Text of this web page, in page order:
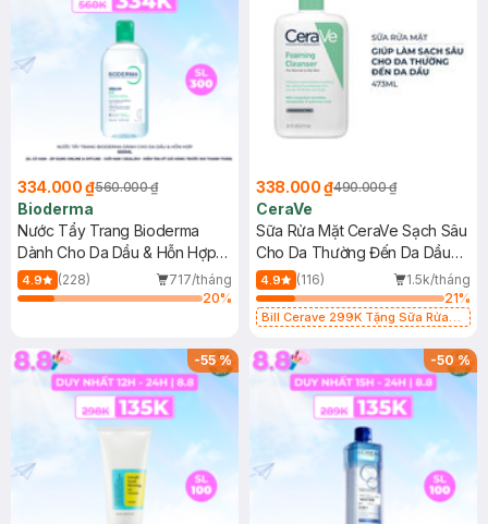
334.000 ₫560.000 ₫
Bioderma
Nước Tẩy Trang Bioderma
Dành Cho Da Dầu & Hỗn Hợp
500ml
4.9 (228)
717/tháng
20%
338.000 ₫490.000 ₫
CeraVe
Sữa Rửa Mặt CeraVe Sạch Sâu
Cho Da Thường Đến Da Dầu
473ml
4.9 (116)
1.5k/tháng
21%
Bill Cerave 299K Tặng Sữa Rửa
-55% -50%